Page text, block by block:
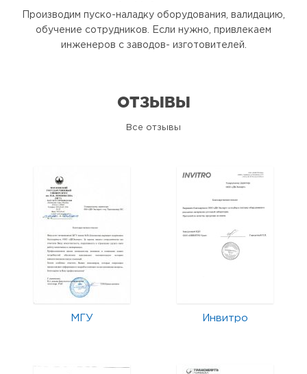
Производим пуско-наладку оборудования, валидацию,
обучение сотрудников. Если нужно, привлекаем
инженеров с заводов- изготовителей.
ОТЗЫВЫ
Все отзывы
МГУ Инвитро